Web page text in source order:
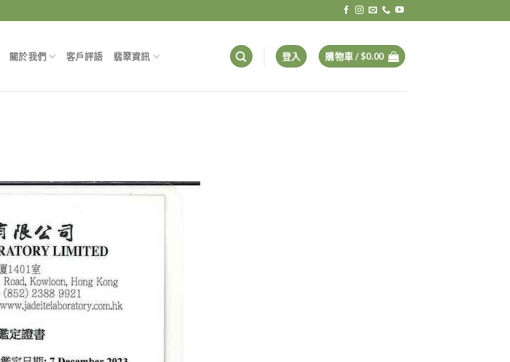
關於我們 客戶評語 翡翠資訊 登入 購物車 /$0.00